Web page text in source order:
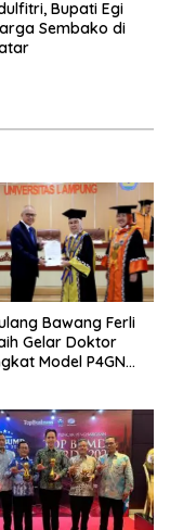
Bupati Egi
Sembako di
Bawang Ferli
Gelar Doktor
Model P4GN